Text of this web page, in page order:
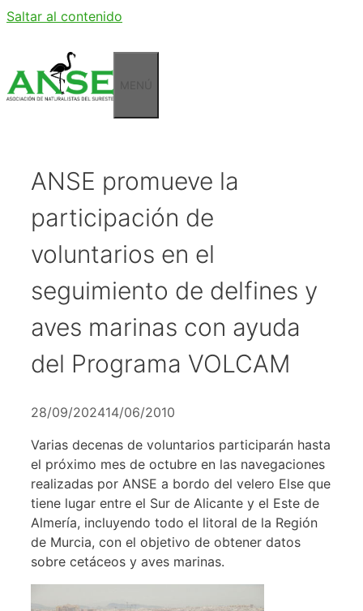
Saltar al contenido
ANSE promueve la
participación de
voluntarios en el
seguimiento de delfines y
aves marinas con ayuda
del Programa VOLCAM
28/09/202414/06/2010
Varias decenas de voluntarios participarán hasta
el próximo mes de octubre en las navegaciones
realizadas por ANSE a bordo del velero Else que
tiene lugar entre el Sur de Alicante y el Este de
Almería, incluyendo todo el litoral de la Región
de Murcia, con el objetivo de obtener datos
sobre cetáceos y aves marinas.